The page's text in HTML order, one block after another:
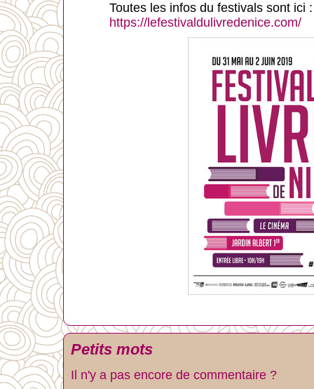
Toutes les infos du festivals sont ici :
https://lefestivaldulivredenice.com/
Petits mots
Il n'y a pas encore de commentaire ?